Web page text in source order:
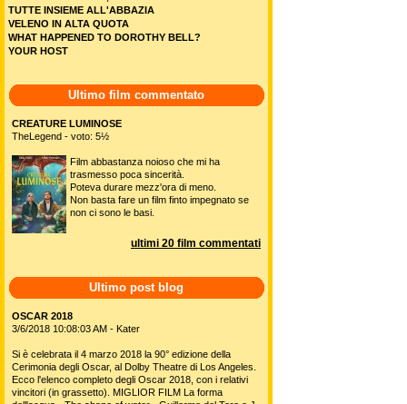
TUTTE INSIEME ALL'ABBAZIA
VELENO IN ALTA QUOTA
WHAT HAPPENED TO DOROTHY BELL?
YOUR HOST
Ultimo film commentato
CREATURE LUMINOSE
TheLegend - voto: 5½
Film abbastanza noioso che mi ha
trasmesso poca sincerità.
Poteva durare mezz'ora di meno.
Non basta fare un film finto impegnato se
non ci sono le basi.
ultimi 20 film commentati
Ultimo post blog
OSCAR 2018
3/6/2018 10:08:03 AM - Kater
Si è celebrata il 4 marzo 2018 la 90° edizione della
Cerimonia degli Oscar, al Dolby Theatre di Los Angeles.
Ecco l'elenco completo degli Oscar 2018, con i relativi
vincitori (in grassetto). MIGLIOR FILM La forma